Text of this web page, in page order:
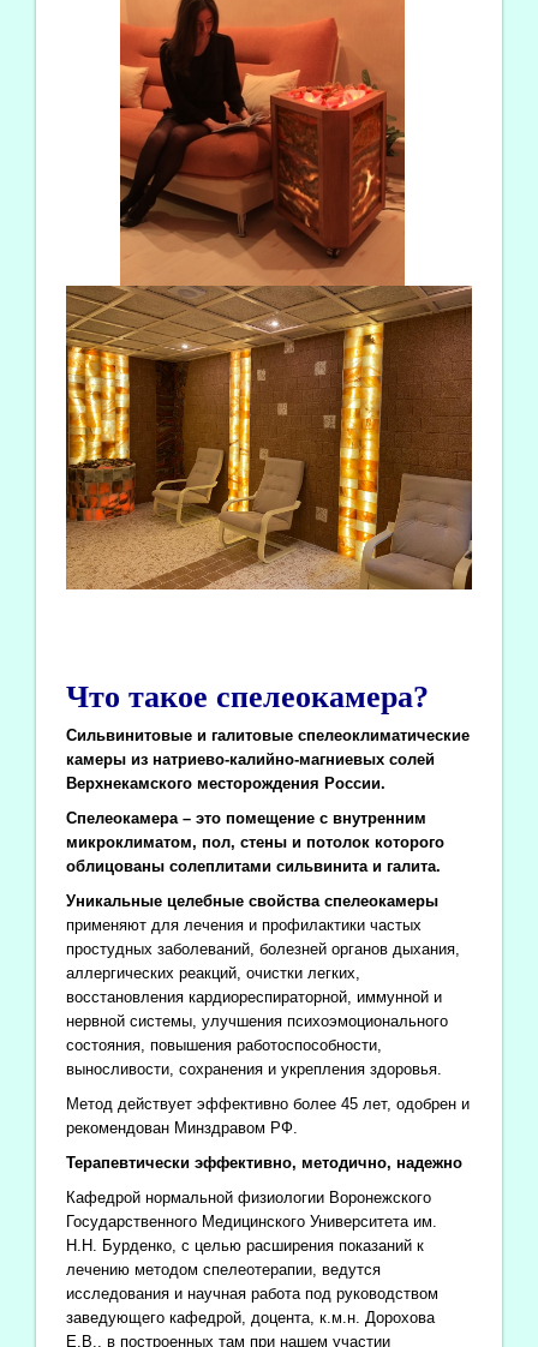
Что такое спелеокамера?
Сильвинитовые и галитовые спелеоклиматические
камеры из натриево-калийно-магниевых солей
Верхнекамского месторождения России.
Спелеокамера – это помещение с внутренним
микроклиматом, пол, стены и потолок которого
облицованы солеплитами сильвинита и галита.
Уникальные целебные свойства спелеокамеры
применяют для лечения и профилактики частых
простудных заболеваний, болезней органов дыхания,
аллергических реакций, очистки легких,
восстановления кардиореспираторной, иммунной и
нервной системы, улучшения психоэмоционального
состояния, повышения работоспособности,
выносливости, сохранения и укрепления здоровья.
Метод действует эффективно более 45 лет, одобрен и
рекомендован Минздравом РФ.
Терапевтически эффективно, методично, надежно
Кафедрой нормальной физиологии Воронежского
Государственного Медицинского Университета им.
Н.Н. Бурденко, с целью расширения показаний к
лечению методом спелеотерапии, ведутся
исследования и научная работа под руководством
заведующего кафедрой, доцента, к.м.н. Дорохова
Е.В., в построенных там при нашем участии